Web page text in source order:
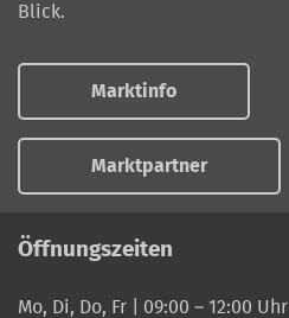
Blick.
Marktinfo
Marktpartner
Öffnungszeiten
Mo, Di, Do, Fr | 09:00 – 12:00 Uhr